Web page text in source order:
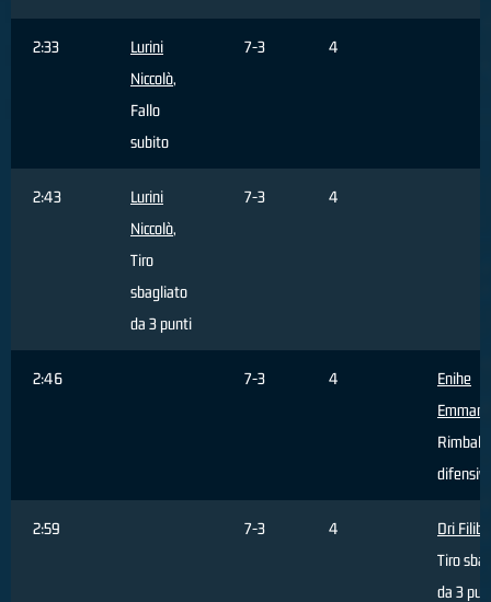
2:33
Lurini
Niccolò,
Fallo
subito
7-3 4
2:43
Lurini
Niccolò,
Tiro
sbagliato
da 3 punti
7-3 4
2:46 7-3 4
Enihe
2:59 7-3 4
Dri
Tiro
da 3